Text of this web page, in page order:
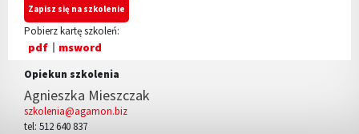
Zapisz się na szkolenie
Pobierz kartę szkoleń:
pdf msword
Opiekun szkolenia
Agnieszka Mieszczak
szkolenia@agamon.biz
tel: 512 640 837